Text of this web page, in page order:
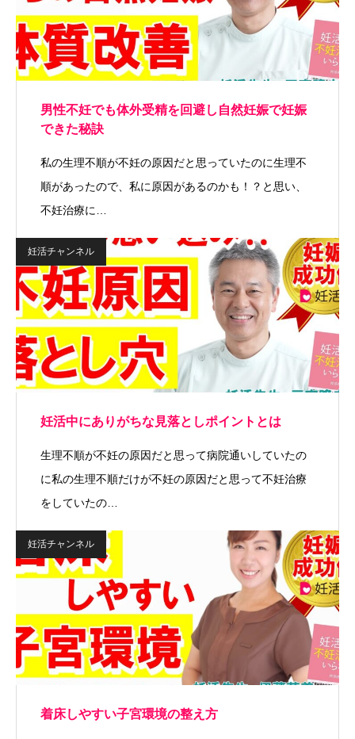
男性不妊でも体外受精を回避し自然妊娠で妊娠
できた秘訣
私の生理不順が不妊の原因だと思っていたのに生理不
順があったので、私に原因があるのかも！？と思い、
不妊治療に…
妊活チャンネル
妊活中にありがちな見落としポイントとは
生理不順が不妊の原因だと思って病院通いしていたの
に私の生理不順だけが不妊の原因だと思って不妊治療
をしていたの…
妊活チャンネル
着床しやすい子宮環境の整え方